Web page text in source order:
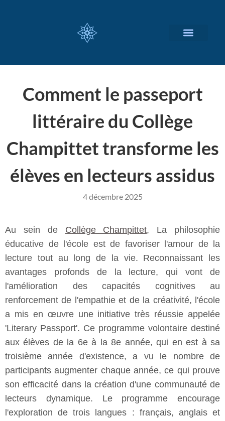
Comment le passeport
littéraire du Collège
Champittet transforme les
élèves en lecteurs assidus
4 décembre 2025
Au sein de Collège Champittet, La philosophie
éducative de l'école est de favoriser l'amour de la
lecture tout au long de la vie. Reconnaissant les
avantages profonds de la lecture, qui vont de
l'amélioration des capacités cognitives au
renforcement de l'empathie et de la créativité, l'école
a mis en œuvre une initiative très réussie appelée
'Literary Passport'. Ce programme volontaire destiné
aux élèves de la 6e à la 8e année, qui en est à sa
troisième année d'existence, a vu le nombre de
participants augmenter chaque année, ce qui prouve
son efficacité dans la création d'une communauté de
lecteurs dynamique. Le programme encourage
l'exploration de trois langues : français, anglais et